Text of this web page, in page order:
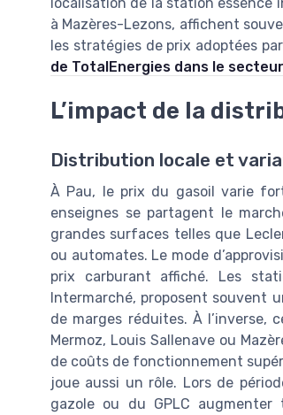
à Mazères-Lezons, affichent
les stratégies de prix adoptées
de TotalEnergies dans le
L’impact de la
Distribution locale et
À Pau, le prix du gasoil varie
enseignes se partagent le
grandes surfaces telles que
ou automates. Le mode
prix carburant affiché. Les
Intermarché, proposent souvent
de marges réduites. À l’inverse,
Mermoz, Louis Sallenave ou
de coûts de fonctionnement
joue aussi un rôle. Lors de
gazole ou du GPLC